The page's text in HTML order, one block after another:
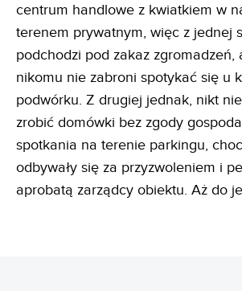
centrum handlowe z kwiatkiem w
terenem prywatnym, więc z jednej
podchodzi pod zakaz zgromadzeń,
nikomu nie zabroni spotykać się u
podwórku. Z drugiej jednak, nikt
zrobić domówki bez zgody
spotkania na terenie parkingu,
odbywały się za przyzwoleniem i
aprobatą zarządcy obiektu. Aż do